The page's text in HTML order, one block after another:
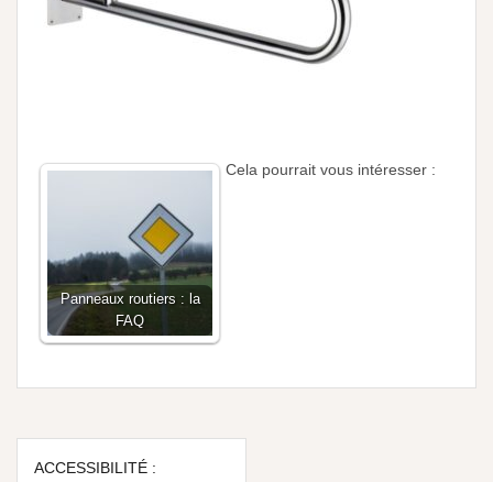
Cela pourrait vous intéresser :
Panneaux routiers : la
FAQ
ACCESSIBILITÉ :